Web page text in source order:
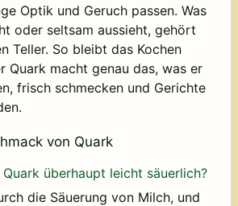
Optik und Geruch passen. Was
oder seltsam aussieht, gehört
Teller. So bleibt das Kochen
Quark macht genau das, was er
frisch schmecken und Gerichte
von Quark
überhaupt leicht säuerlich?
die Säuerung von Milch, und